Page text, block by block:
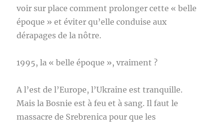
voir sur place comment prolonger cette « belle
époque » et éviter qu’elle conduise aux
dérapages de la nôtre.
1995, la « belle époque », vraiment ?
A l’est de l’Europe, l’Ukraine est tranquille.
Mais la Bosnie est à feu et à sang. Il faut le
massacre de Srebrenica pour que les